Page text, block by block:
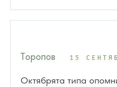
Торопов 15
Октябрята типа